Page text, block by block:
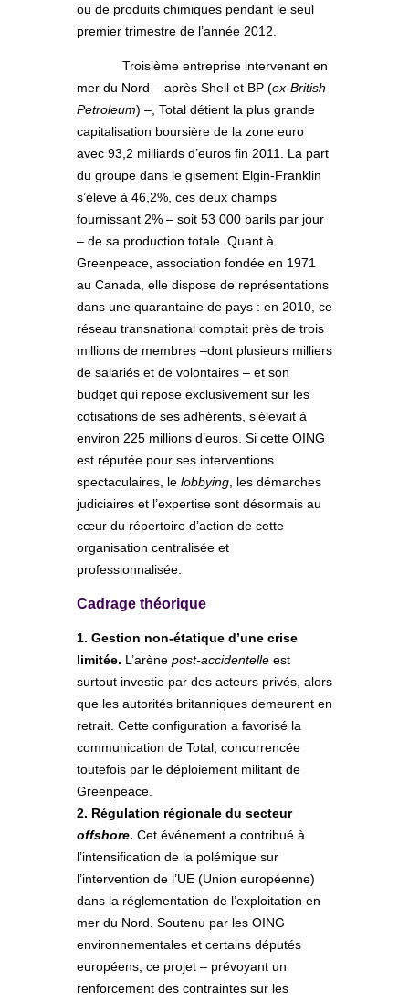
ou de produits chimiques pendant le seul
premier trimestre de l’année 2012.
Troisième entreprise intervenant en
mer du Nord – après Shell et BP (ex-British
Petroleum) –, Total détient la plus grande
capitalisation boursière de la zone euro
avec 93,2 milliards d’euros fin 2011. La part
du groupe dans le gisement Elgin-Franklin
s’élève à 46,2%, ces deux champs
fournissant 2% – soit 53 000 barils par jour
– de sa production totale. Quant à
Greenpeace, association fondée en 1971
au Canada, elle dispose de représentations
dans une quarantaine de pays : en 2010, ce
réseau transnational comptait près de trois
millions de membres –dont plusieurs milliers
de salariés et de volontaires – et son
budget qui repose exclusivement sur les
cotisations de ses adhérents, s’élevait à
environ 225 millions d’euros. Si cette OING
est réputée pour ses interventions
spectaculaires, le lobbying , les démarches
judiciaires et l’expertise sont désormais au
cœur du répertoire d’action de cette
organisation centralisée et
professionnalisée.
Cadrage théorique
1. Gestion non-étatique d’une crise
limitée. L’arène post-accidentelle est
surtout investie par des acteurs privés, alors
que les autorités britanniques demeurent en
retrait. Cette configuration a favorisé la
communication de Total, concurrencée
toutefois par le déploiement militant de
Greenpeace.
2. Régulation régionale du secteur
offshore. Cet événement a contribué à
l’intensification de la polémique sur
l’intervention de l’UE (Union européenne)
dans la réglementation de l’exploitation en
mer du Nord. Soutenu par les OING
environnementales et certains députés
européens, ce projet – prévoyant un
renforcement des contraintes sur les